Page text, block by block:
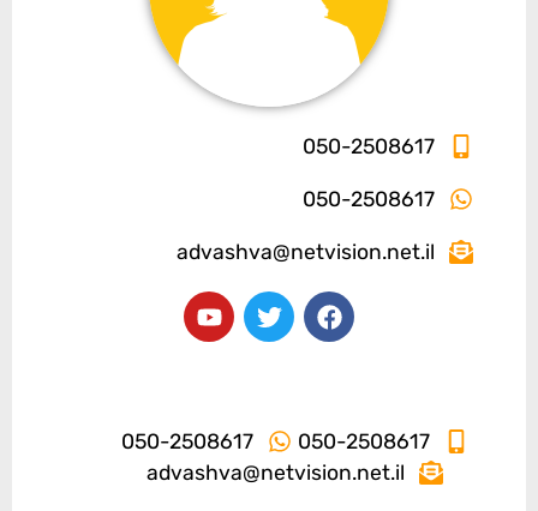
050-2508617
050-2508617
advashva@netvision.net.il
050-2508617
050-2508617
advashva@netvision.net.il